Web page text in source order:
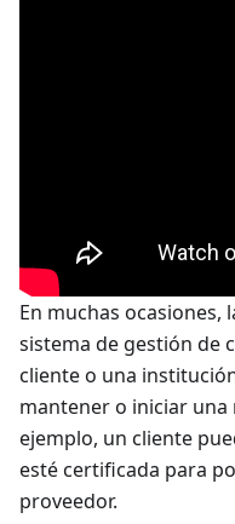
En muchas ocasiones,
sistema de gestión de
cliente o una
mantener o iniciar
ejemplo, un cliente
esté certificada para
proveedor.